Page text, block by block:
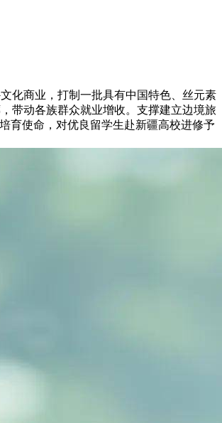
化商业，打制一批具有中国特色、丝元素
带动各族群众就业增收。支撑建立边境旅
育使命，对优良留学生赴新疆高校进修予